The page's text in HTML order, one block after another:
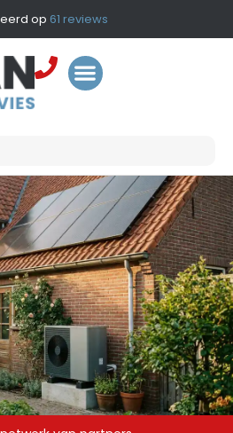
op 61 reviews